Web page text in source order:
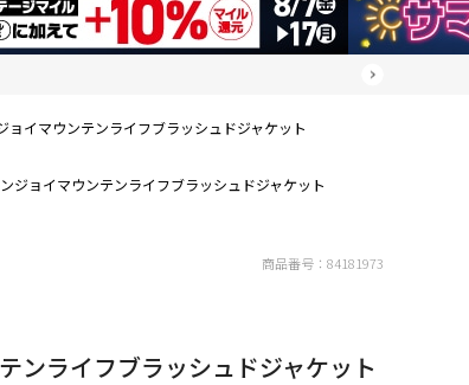
ョイマウンテンライフブラッシュドジャケット
ジョイマウンテンライフブラッシュドジャケット
ンライフブラッシュドジャケット
商品番号： 84181973